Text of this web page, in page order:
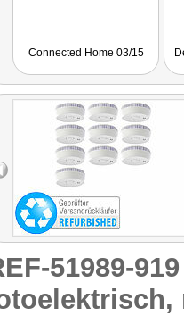
Connected Home 03/15
51989-